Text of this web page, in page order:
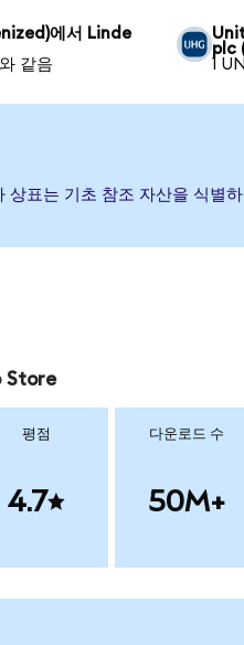
에서 Linde
같음
plc
1
표는 기초 참조 자산을 식별
Store
평점
4.7
다운로드 수
50M+